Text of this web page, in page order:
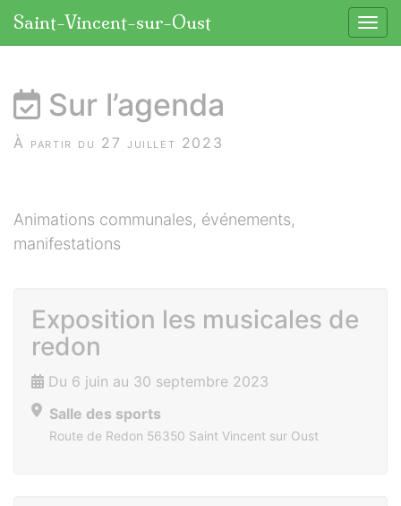
Saint-Vincent-sur-Oust
Sur l’agenda
À partir du 27 juillet 2023
Animations communales, événements,
manifestations
Exposition les musicales de
redon
Du 6 juin au 30 septembre 2023
Salle des sports
Route de Redon 56350 Saint Vincent sur Oust
Panneau de gestion des cookies